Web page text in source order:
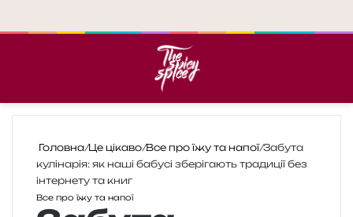
Головна/Це цікаво/Все про їжу та напої/Забута
кулінарія: як наші бабусі зберігають традиції без
інтернету та книг
Все про їжу та напої